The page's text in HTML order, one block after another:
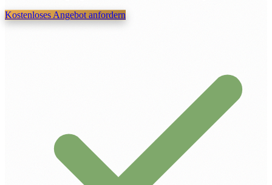
Kostenloses Angebot anfordern